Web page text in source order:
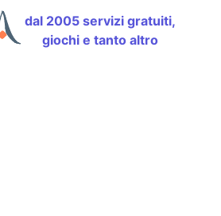
dal 2005 servizi gratuiti,
giochi e tanto altro